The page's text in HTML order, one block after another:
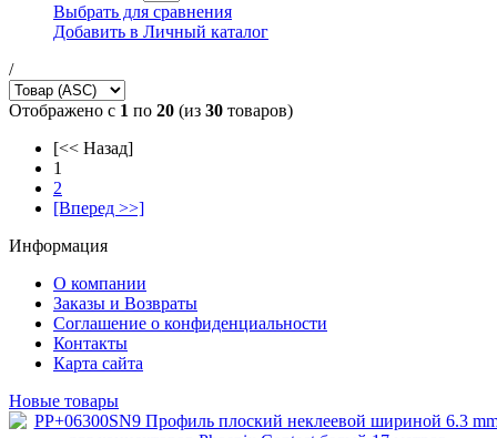
Выбрать для сравнения
Добавить в Личный каталог
/
Отображено с 1 по 20 (из 30 товаров)
[<< Назад]
1
2
[Вперед >>]
Информация
О компании
Заказы и Возвраты
Соглашение о конфиденциальности
Контакты
Карта сайта
Новые товары